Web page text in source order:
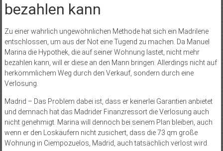
bezahlen kann
Zu einer wahrlich ungewöhnlichen Methode hat sich ein Madrilene
entschlossen, um aus der Not eine Tugend zu machen. Da Manuel
Marina die Hypothek, die auf seiner Wohnung lastet, nicht mehr
bezahlen kann, will er diese an den Mann bringen. Allerdings nicht auf
herkömmlichem Weg durch den Verkauf, sondern durch eine
Verlosung.
Madrid – Das Problem dabei ist, dass er keinerlei Garantien anbietet
und demnach hat das Madrider Finanzressort die Verlosung auch
nicht genehmigt. Marina will dennoch bei seinem Plan bleiben, auch
wenn er den Loskäufern nicht zusichert, dass die 73 qm große
Wohnung in Ciempozuelos, Madrid, auch tatsächlich verlost wird.